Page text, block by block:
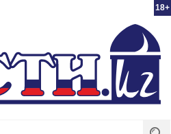
18+